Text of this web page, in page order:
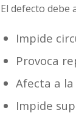
El defecto debe
Impide
Provoca
Afecta a
Impide